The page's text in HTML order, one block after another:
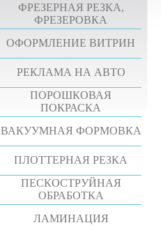
ФРЕЗЕРНАЯ РЕЗКА,
ФРЕЗЕРОВКА
ОФОРМЛЕНИЕ ВИТРИН
РЕКЛАМА НА АВТО
ПОРОШКОВАЯ
ПОКРАСКА
ВАКУУМНАЯ ФОРМОВКА
ПЛОТТЕРНАЯ РЕЗКА
ПЕСКОСТРУЙНАЯ
ОБРАБОТКА
ЛАМИНАЦИЯ